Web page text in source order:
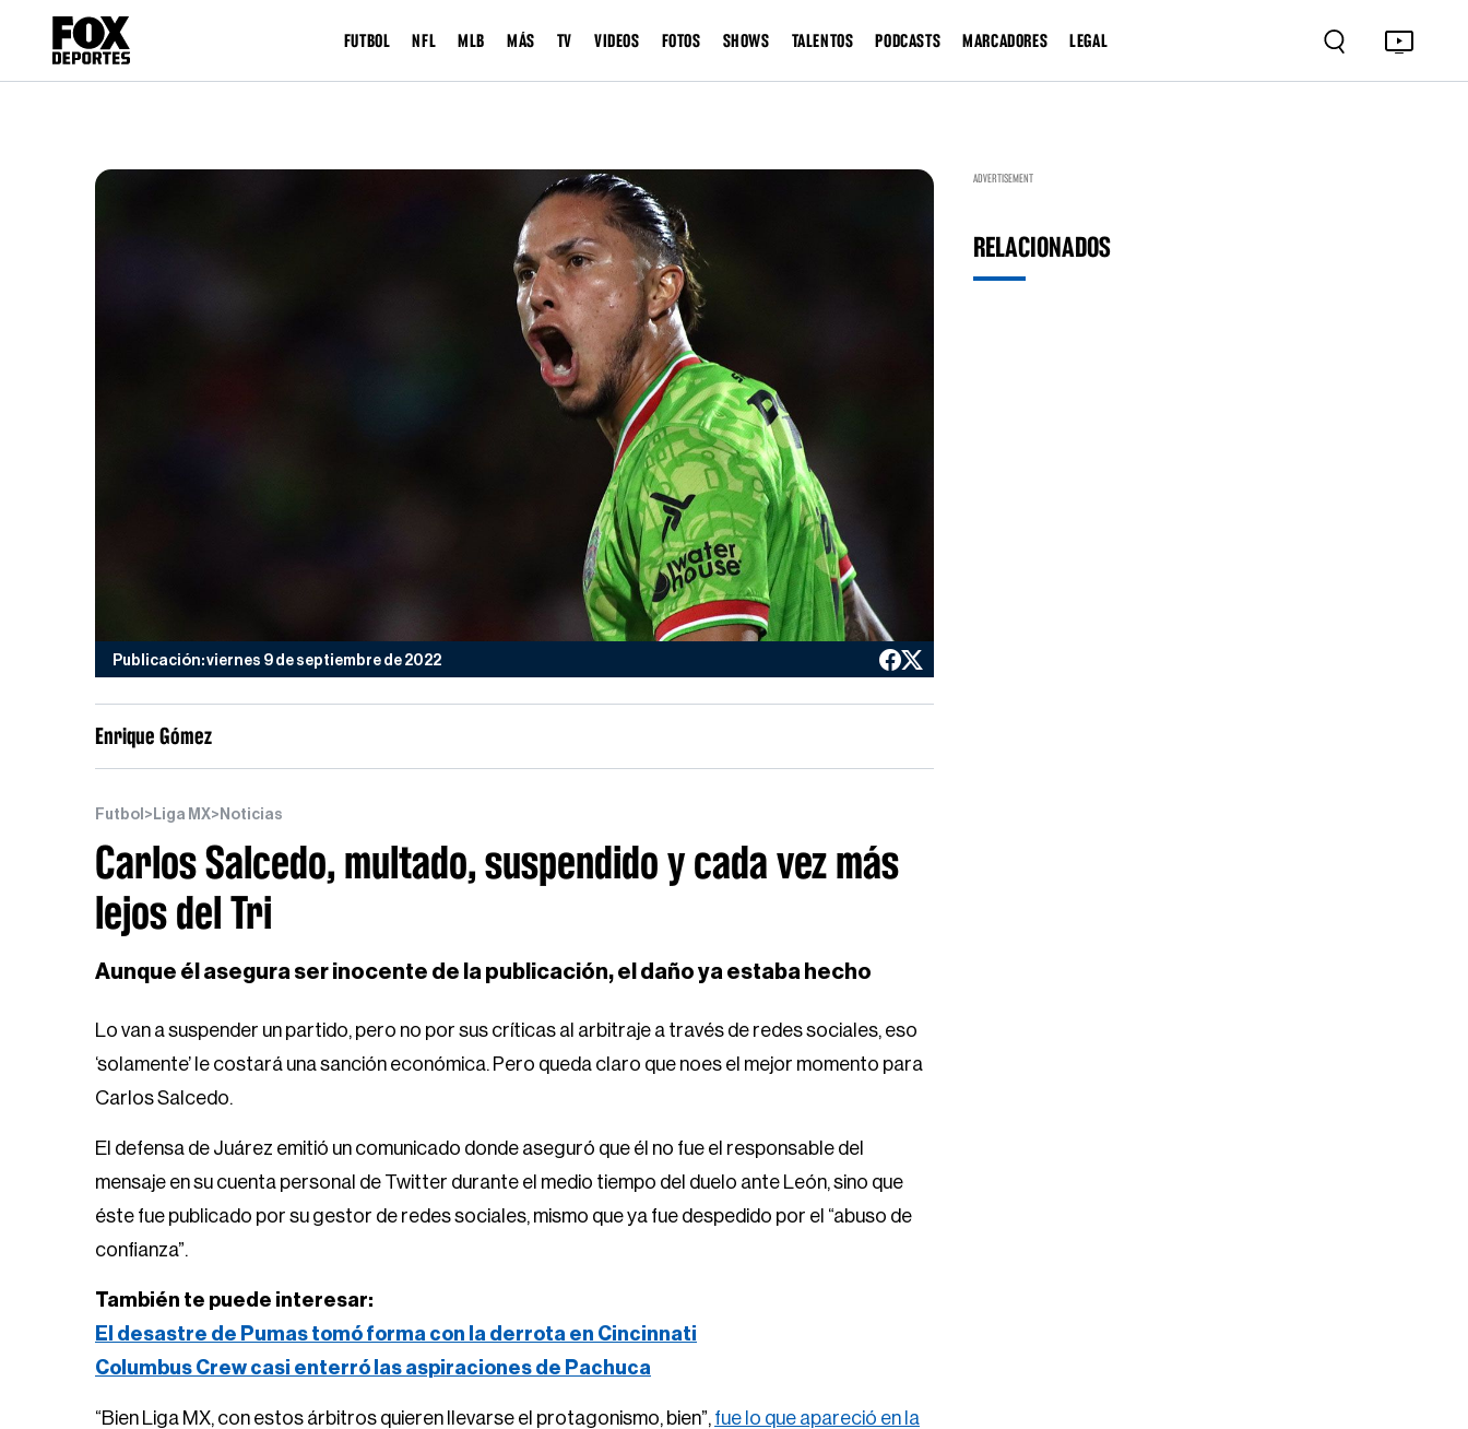
FUTBOL NFL MLB MÁS TV VIDEOS FOTOS SHOWS TALENTOS PODCASTS MARCADORES LEGAL
Publicación: viernes 9 de septiembre de 2022
Enrique Gómez
Futbol > Liga MX> Noticias
Carlos Salcedo, multado, suspendido y cada vez más
lejos del Tri
Aunque él asegura ser inocente de la publicación, el daño ya estaba hecho
Lo van a suspender un partido, pero no por sus críticas al arbitraje a través de redes sociales, eso
‘solamente’ le costará una sanción económica. Pero queda claro que noes el mejor momento para
Carlos Salcedo.
El defensa de Juárez emitió un comunicado donde aseguró que él no fue el responsable del
mensaje en su cuenta personal de Twitter durante el medio tiempo del duelo ante León, sino que
éste fue publicado por su gestor de redes sociales, mismo que ya fue despedido por el “abuso de
confianza”.
También te puede interesar:
El desastre de Pumas tomó forma con la derrota en Cincinnati
Columbus Crew casi enterró las aspiraciones de Pachuca
“Bien Liga MX, con estos árbitros quieren llevarse el protagonismo, bien”, fue lo que apareció en la
ADVERTISEMENT
RELACIONADOS